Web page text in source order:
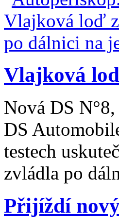
Vlajková
Nová DS
DS
testech
zvládla po
Přijíždí